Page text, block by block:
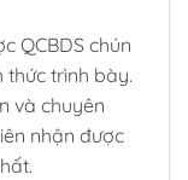
QCBDS chún
thức trình bày.
và chuyên
nhận được